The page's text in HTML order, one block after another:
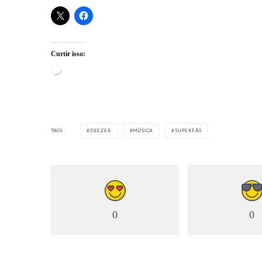
Curtir isso:
Carregando...
TAGS DEEZER MÚSICA SUPERFÃS
0 0